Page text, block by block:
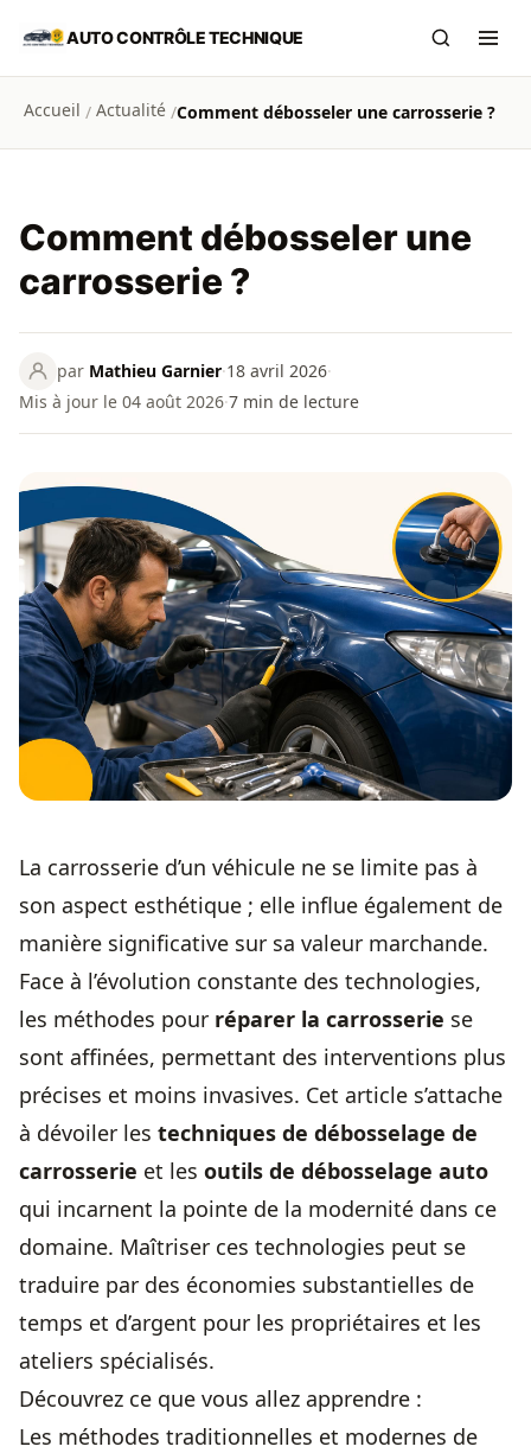
Aller au contenu principal
AUTO CONTRÔLE TECHNIQUE
Accueil / Actualité /Comment débosseler une carrosserie ?
Comment débosseler une
carrosserie ?
par Mathieu Garnier·18 avril 2026·
Mis à jour le 04 août 2026·7 min de lecture
La carrosserie d’un véhicule ne se limite pas à
son aspect esthétique ; elle influe également de
manière significative sur sa valeur marchande.
Face à l’évolution constante des technologies,
les méthodes pour réparer la carrosserie se
sont affinées, permettant des interventions plus
précises et moins invasives. Cet article s’attache
à dévoiler les techniques de débosselage de
carrosserie et les outils de débosselage auto
qui incarnent la pointe de la modernité dans ce
domaine. Maîtriser ces technologies peut se
traduire par des économies substantielles de
temps et d’argent pour les propriétaires et les
ateliers spécialisés.
Découvrez ce que vous allez apprendre :
Les méthodes traditionnelles et modernes de